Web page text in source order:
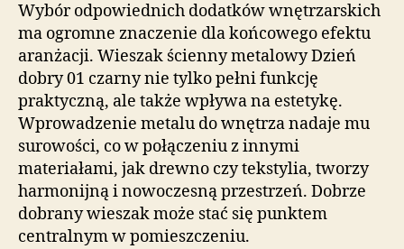
Wybór odpowiednich dodatków wnętrzarskich
ma ogromne znaczenie dla końcowego efektu
aranżacji. Wieszak ścienny metalowy Dzień
dobry 01 czarny nie tylko pełni funkcję
praktyczną, ale także wpływa na estetykę.
Wprowadzenie metalu do wnętrza nadaje mu
surowości, co w połączeniu z innymi
materiałami, jak drewno czy tekstylia, tworzy
harmonijną i nowoczesną przestrzeń. Dobrze
dobrany wieszak może stać się punktem
centralnym w pomieszczeniu.